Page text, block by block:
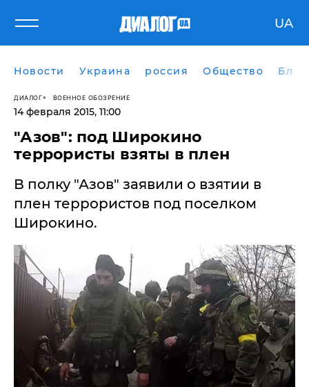
UA
Новости Украина россия Общество
ДИАЛОГ ВОЕННОЕ ОБОЗРЕНИЕ
14 февраля 2015, 11:00
"Азов": под Широкино
террористы взяты в плен
В полку "Азов" заявили о взятии в
плен террористов под поселком
Широкино.